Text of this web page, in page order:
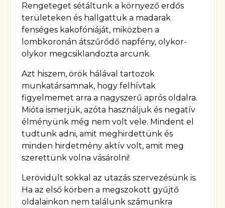
Rengeteget sétáltunk a környező erdős
területeken és hallgattuk a madarak
fenséges kakofóniáját, miközben a
lombkoronán átszűrődő napfény, olykor-
olykor megcsiklandozta arcunk.
Azt hiszem, örök hálával tartozok
munkatársamnak, hogy felhívtak
figyelmemet arra a nagyszerű aprós oldalra.
Mióta ismerjük, azóta használjuk és negatív
élményünk még nem volt vele. Mindent el
tudtunk adni, amit meghirdettünk és
minden hirdetmény aktív volt, amit meg
szerettünk volna vásárolni!
Lerövidült sokkal az utazás szervezésünk is.
Ha az első körben a megszokott gyűjtő
oldalainkon nem találunk számunkra